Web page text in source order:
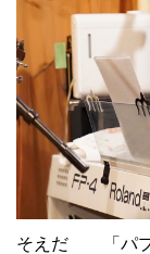
そえだ 「パプ